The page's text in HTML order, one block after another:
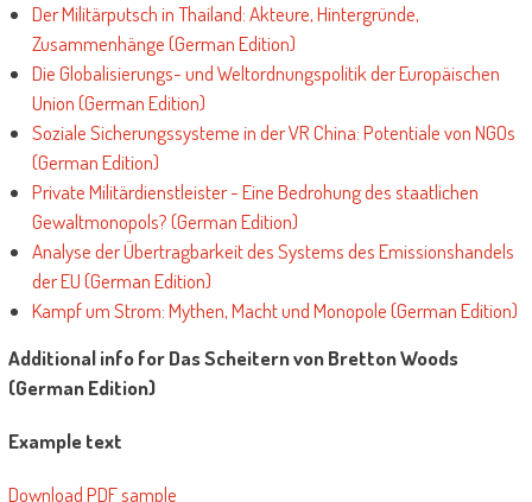
Der Militärputsch in Thailand: Akteure, Hintergründe,
Zusammenhänge (German Edition)
Die Globalisierungs- und Weltordnungspolitik der Europäischen
Union (German Edition)
Soziale Sicherungssysteme in der VR China: Potentiale von NGOs
(German Edition)
Private Militärdienstleister - Eine Bedrohung des staatlichen
Gewaltmonopols? (German Edition)
Analyse der Übertragbarkeit des Systems des Emissionshandels
der EU (German Edition)
Kampf um Strom: Mythen, Macht und Monopole (German Edition)
Additional info for Das Scheitern von Bretton Woods
(German Edition)
Example text
Download PDF sample